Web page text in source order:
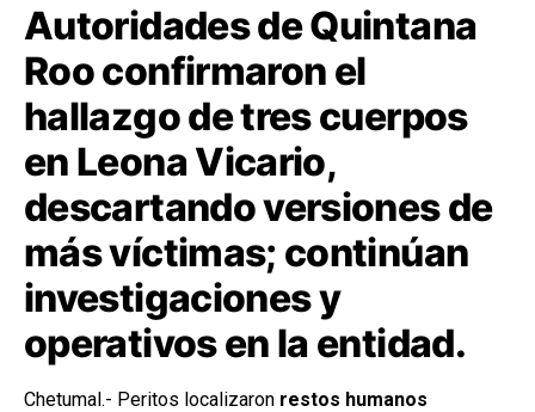
Autoridades de Quintana
Roo confirmaron el
hallazgo de tres cuerpos
en Leona Vicario,
descartando versiones de
más víctimas; continúan
investigaciones y
operativos en la entidad.
Chetumal.- Peritos localizaron restos humanos